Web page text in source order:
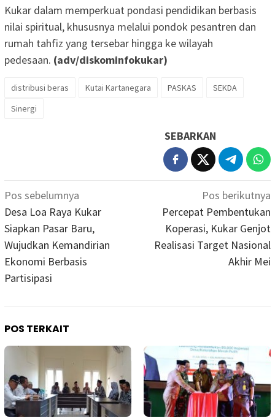
Kukar dalam memperkuat pondasi pendidikan berbasis
nilai spiritual, khususnya melalui pondok pesantren dan
rumah tahfiz yang tersebar hingga ke wilayah
pedesaan. (adv/diskominfokukar)
distribusi beras Kutai Kartanegara PASKAS
SEKDA
Sinergi
SEBARKAN
Navigasi
pos
Pos sebelumnya
Desa Loa Raya Kukar
Siapkan Pasar Baru,
Wujudkan Kemandirian
Ekonomi Berbasis
Partisipasi
Pos berikutnya
Percepat Pembentukan
Koperasi, Kukar Genjot
Realisasi Target Nasional
Akhir Mei
POS TERKAIT